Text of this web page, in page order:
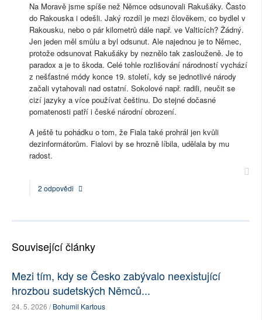
Na Moravě jsme spíše než Němce odsunovali Rakušáky. Často
do Rakouska i odešli. Jaký rozdíl je mezi člověkem, co bydlel v
Rakousku, nebo o pár kilometrů dále např. ve Valticích? Žádný.
Jen jeden měl smůlu a byl odsunut. Ale najednou je to Němec,
protože odsunovat Rakušáky by neznělo tak zaslouženě. Je to
paradox a je to škoda. Celé tohle rozlišování národností vychází
z nešťastné módy konce 19. století, kdy se jednotlivé národy
začali vytahovali nad ostatní. Sokolové např. radili, neučit se
cizí jazyky a více používat češtinu. Do stejné dočasné
pomatenosti patří i české národní obrození.
A ještě tu pohádku o tom, že Fiala také prohrál jen kvůli
dezinformátorům. Fialovi by se hrozně líbila, udělala by mu
radost.
2 odpovědi
Související články
Mezi tím, kdy se Česko zabývalo neexistující
hrozbou sudetských Němců...
24. 5. 2026 /Bohumil Kartous